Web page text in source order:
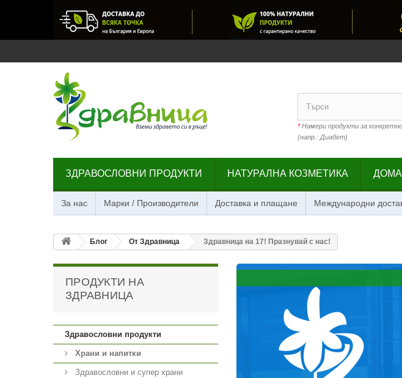
*Намери продукти за
(напр.: Диабет)
ЗДРАВОСЛОВНИ ПРОДУКТИ НАТУРАЛНА КОЗМЕТИКА
За нас Марки / Производители Доставка и плащане Международни
Блог От Здравница Здравница на 17! Празнувай с нас!
ПРОДУКТИ НА
ЗДРАВНИЦА
Здравословни продукти
Храни и напитки
Здравословни и супер храни